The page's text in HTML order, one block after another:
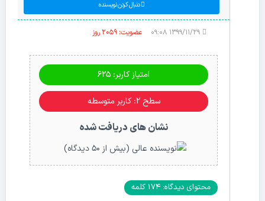
دنبال کردن نویسنده
عضویت: 2059 روز
امتیاز کاربر: 625
سطح ۲: کاربر متوسطه
نشان های دریافت شده
محتوای دیدگاه: 174 کلمه